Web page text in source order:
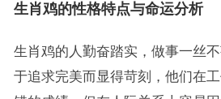
生肖鸡的性格特点与命运分析
生肖鸡的人勤奋踏实，做事一丝
于追求完美而显得苛刻，他们在